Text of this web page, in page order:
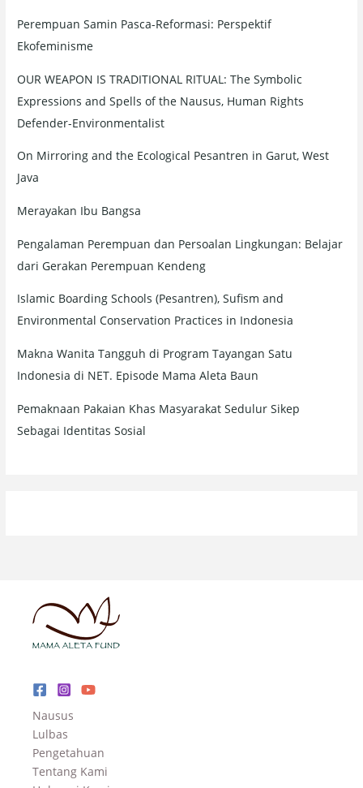
Perempuan Samin Pasca-Reformasi: Perspektif
Ekofeminisme
OUR WEAPON IS TRADITIONAL RITUAL: The Symbolic
Expressions and Spells of the Nausus, Human Rights
Defender-Environmentalist
On Mirroring and the Ecological Pesantren in Garut, West
Java
Merayakan Ibu Bangsa
Pengalaman Perempuan dan Persoalan Lingkungan: Belajar
dari Gerakan Perempuan Kendeng
Islamic Boarding Schools (Pesantren), Sufism and
Environmental Conservation Practices in Indonesia
Makna Wanita Tangguh di Program Tayangan Satu
Indonesia di NET. Episode Mama Aleta Baun
Pemaknaan Pakaian Khas Masyarakat Sedulur Sikep
Sebagai Identitas Sosial
Nausus
Lulbas
Pengetahuan
Tentang Kami